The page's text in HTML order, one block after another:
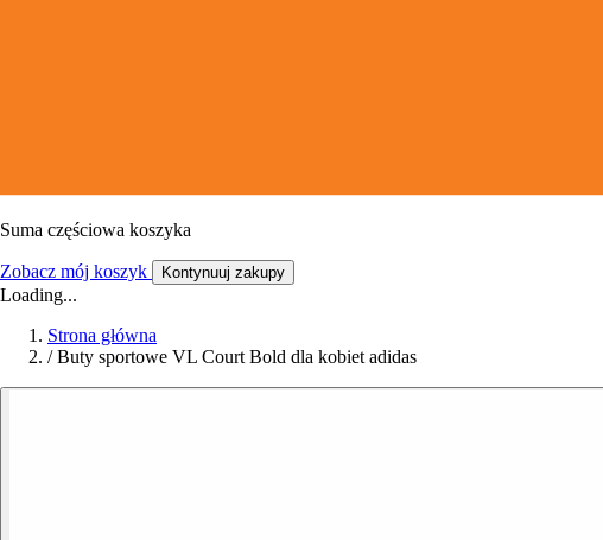
Suma częściowa koszyka
Zobacz mój koszyk Kontynuuj zakupy
Loading...
Strona główna
/ Buty sportowe VL Court Bold dla kobiet adidas